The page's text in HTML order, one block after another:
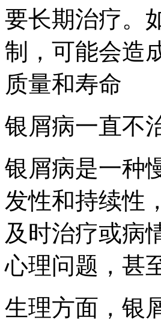
要长期治疗。
制，可能会造
质量和寿命
银屑病一直不
银屑病是一种
发性和持续性
及时治疗或病
心理问题，甚
生理方面，银